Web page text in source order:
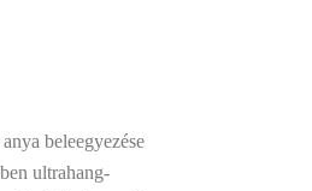
beleegyezése
ultrahang-